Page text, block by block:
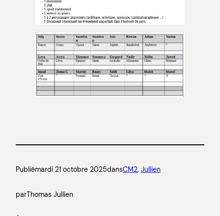
Publiémardi 21 octobre 2025dansCM2, Jullien
parThomas Jullien